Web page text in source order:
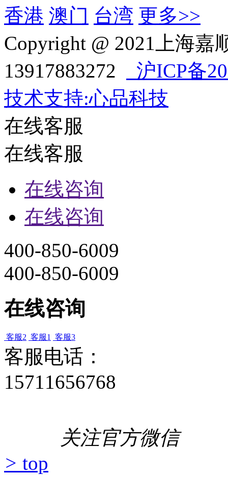
香港 澳门 台湾 更多>>
Copyright @ 2021上海
13917883272
沪ICP备
技术支持:心品科技
在线客服
在线客服
在线咨询
在线咨询
400-850-6009
400-850-6009
在线咨询
客服2 客服1 客服3
客服电话：
15711656768
关注官方微信
> top